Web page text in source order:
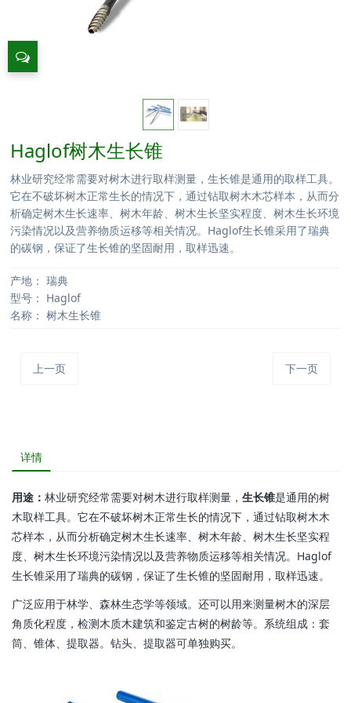
Haglof树木生长锥
林业研究经常需要对树木进行取样测量，生长锥是通用的取样工具。
它在不破坏树木正常生长的情况下，通过钻取树木木芯样本，从而分
析确定树木生长速率、树木年龄、树木生长坚实程度、树木生长环境
污染情况以及营养物质运移等相关情况。Haglof生长锥采用了瑞典
的碳钢，保证了生长锥的坚固耐用，取样迅速。
产地： 瑞典
型号： Haglof
名称： 树木生长锥
上一页 下一页
详情
用途： 林业研究经常需要对树木进行取样测量， 生长锥是通用的树
木取样工具。它在不破坏树木正常生长的情况下，通过钻取树木木
芯样本，从而分析确定树木生长速率、树木年龄、树木生长坚实程
度、树木生长环境污染情况以及营养物质运移等相关情况。Haglof
生长锥采用了瑞典的碳钢，保证了生长锥的坚固耐用，取样迅速。
广泛应用于林学、森林生态学等领域。还可以用来测量树木的深层
角质化程度，检测木质木建筑和鉴定古树的树龄等。系统组成：套
筒、锥体、提取器。钻头、提取器可单独购买。